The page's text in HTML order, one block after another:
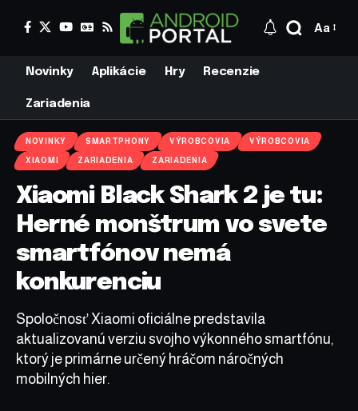
Aa
Novinky Aplikácie Hry Recenzie
Zariadenia
NOVINKY SMARTPHONY VÝROBCOVIA VÝROBCOVIA
XIAOMI ZARIADENIA ZARIADENIA
Xiaomi Black Shark 2 je tu:
Herné monštrum vo svete
smartfónov nemá
konkurenciu
Spoločnosť Xiaomi oficiálne predstavila
aktualizovanú verziu svojho výkonného smartfónu,
ktorý je primárne určený hráčom náročných
mobilných hier.